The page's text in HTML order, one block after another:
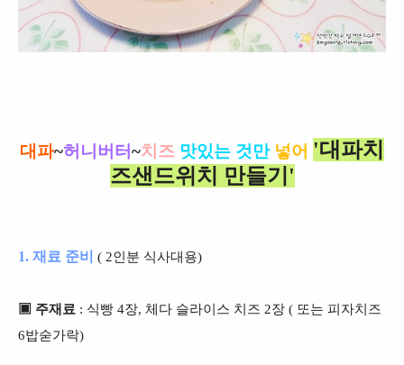
대파~허니버터~치즈 맛있는 것만 넣어 '대파치
즈샌드위치 만들기'
1. 재료 준비 ( 2인분 식사대용)
▣ 주재료 : 식빵 4장, 체다 슬라이스 치즈 2장 ( 또는 피자치즈
6밥숟가락)